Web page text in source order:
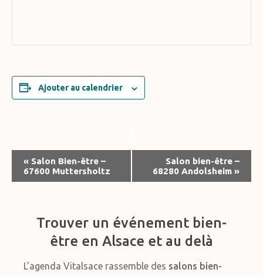
Ajouter au calendrier
Navigation
Évènement
« Salon Bien-être –
67600 Muttersholtz
Salon bien-être –
68280 Andolsheim »
Trouver un événement bien-
être en Alsace et au delà
L’agenda Vitalsace rassemble des salons bien-